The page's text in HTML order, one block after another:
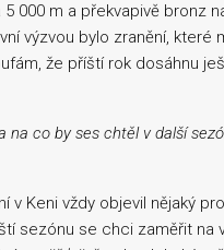
000 m a překvapivě bronz
výzvou bylo zranění, které
že příští rok dosáhnu
na co by ses chtěl v další
Keni vždy objevil nějaký
sezónu se chci zaměřit na